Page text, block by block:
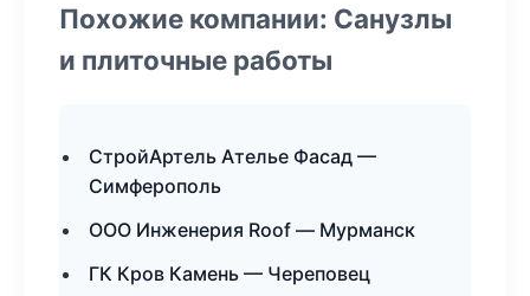
Похожие компании: Санузлы
и плиточные работы
СтройАртель Ателье Фасад —
Симферополь
ООО Инженерия Roof — Мурманск
ГК Кров Камень — Череповец